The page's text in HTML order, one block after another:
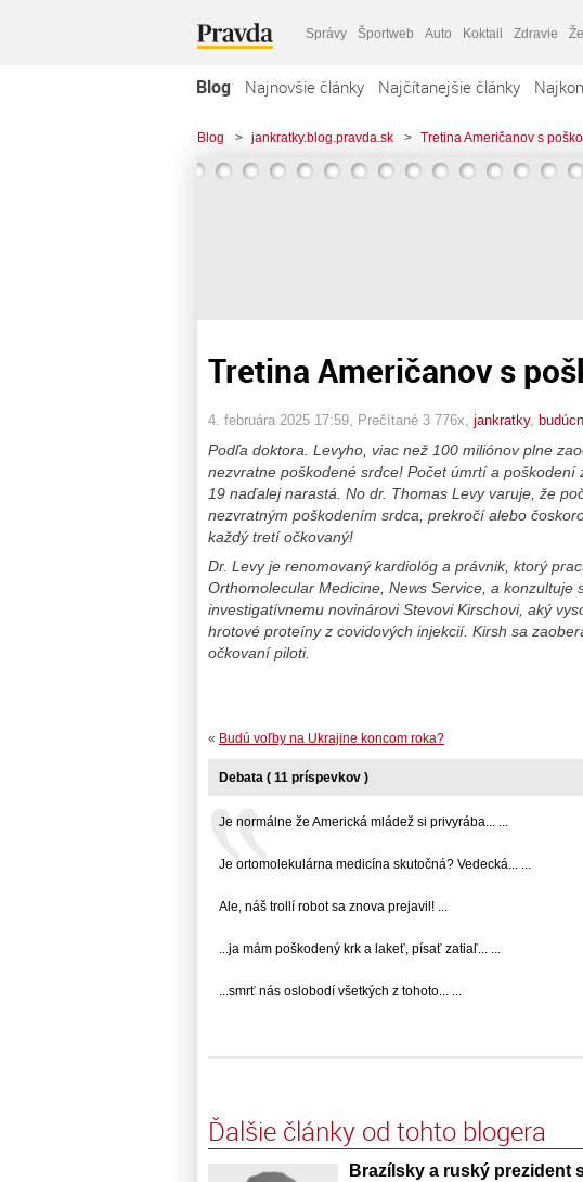
Správy Športweb Auto Koktail Zdravie
Blog Najnovšie články Najčítanejšie články
Blog > jankratky.blog.pravda.sk > Tretina Američanov s
Tretina Američanov s
4. februára 2025 17:59 , Prečítané 3 776x, jankratky,
Podľa doktora. Levyho, viac než 100 miliónov plne
nezvratne poškodené srdce! Počet úmrtí a
19 naďalej narastá. No dr. Thomas Levy varuje, že
nezvratným poškodením srdca, prekročí alebo
každý tretí očkovaný!
Dr. Levy je renomovaný kardiológ a právnik, ktorý
Orthomolecular Medicine, News Service, a konzultuje
investigatívnemu novinárovi Stevovi Kirschovi, aký
hrotové proteíny z covidových injekcií. Kirsh sa
očkovaní piloti.
« Budú voľby na Ukrajine koncom roka?
Debata ( 11 príspevkov )
Je normálne že Americká mládež si privyrába... ...
Je ortomolekulárna medicína skutočná? Vedecká... ...
Ale, náš trollí robot sa znova prejavil! ...
...ja mám poškodený krk a lakeť, písať zatiaľ... ...
...smrť nás oslobodí všetkých z tohoto... ...
Ďalšie články od tohto blogera
Brazílsky a ruský prezident